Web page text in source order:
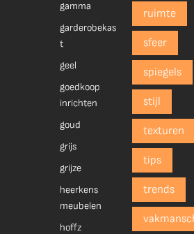
gamma
garderobekas
t
geel
goedkoop
inrichten
goud
grijs
grijze
heerkens
meubelen
hoffz
ruimte
sfeer
spiegels
stijl
texturen
tips
trends